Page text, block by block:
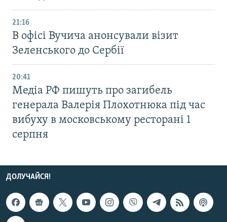
21:16
В офісі Вучича анонсували візит
Зеленського до Сербії
20:41
Медіа РФ пишуть про загибель
генерала Валерія Плохотнюка під час
вибуху в московському ресторані 1
серпня
ДОЛУЧАЙСЯ!